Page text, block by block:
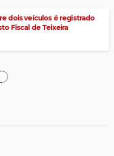
dois veículos é registrado
Fiscal de Teixeira